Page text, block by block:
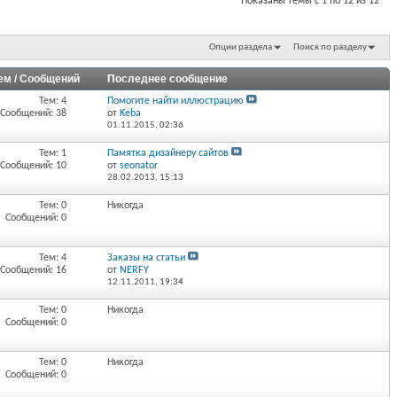
Опции раздела Поиск по разделу
/ Сообщений Последнее сообщение
Тем: 4
Сообщений: 38
Помогите найти иллюстрацию
от Keba
01.11.2015,02:36
Тем: 1
Сообщений: 10
Памятка дизайнеру сайтов
отseonator
28.02.2013, 15:13
Тем: 0
Сообщений: 0
Никогда
Тем: 4
Сообщений: 16
Заказы на статьи
от NERFY
12.11.2011, 19:34
Тем: 0
Сообщений: 0
Никогда
Тем: 0
Сообщений: 0
Никогда